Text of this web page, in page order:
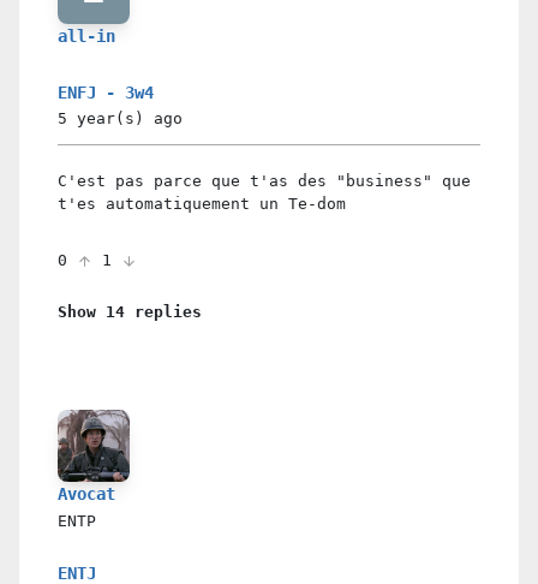
all-in
ENFJ - 3w4
5 year(s) ago
C'est pas parce que t'as des "business" que
t'es automatiquement un Te-dom
0 1
Show 14 replies
Avocat
ENTP
ENTJ